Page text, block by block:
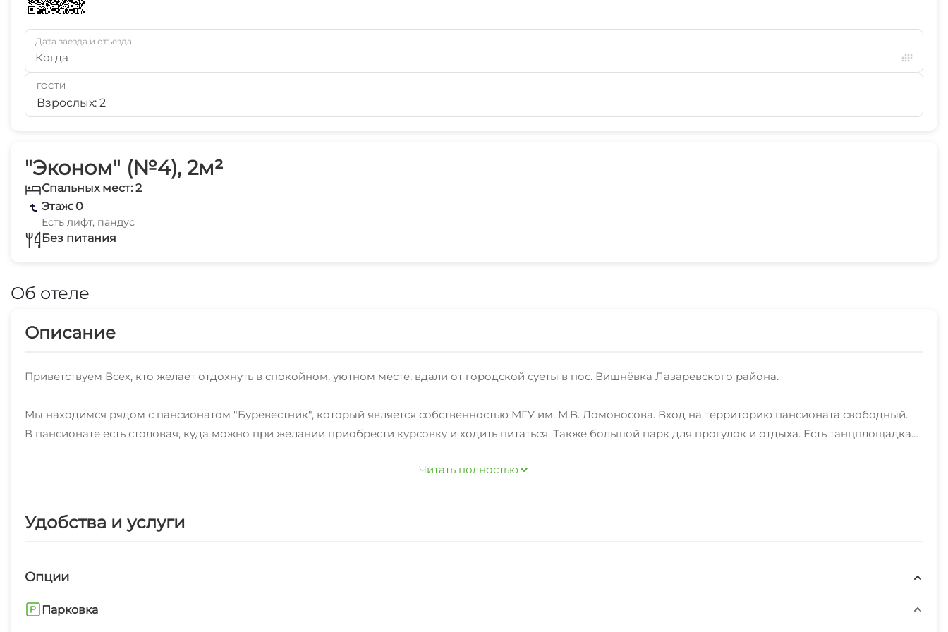
"Эконом" (№4), 2м²
Спальных мест: 2
Этаж: 0
Есть лифт, пандус
Без питания
Об отеле
Описание
Приветствуем Всех, кто желает отдохнуть в спокойном, уютном месте, вдали от городской суеты в пос. Вишнёвка Лазаревского района.
Мы находимся рядом с пансионатом "Буревестник", который является собственностью МГУ им. М.В. Ломоносова. Вход на территорию пансионата свободный.
В пансионате есть столовая, куда можно при желании приобрести курсовку и ходить питаться. Также большой парк для прогулок и отдыха. Есть танцплощадка
и спортплощадка, где проводят различные увеселительные мероприятия сотрудники пансионата (вход свободный).
Также к Вашим услугам: оборудованная кухня, гладильная доска и утюг (всегда в свободном доступе), удобная открытая веранда для отдыха и приема пищи
Рядом находится известный своими тематическими вечеринками кафе-бар "У Саныча", а в километре от нас есть кафе "Хаш", где можно попробовать
национальные блюда кавказкой кухни.
Читать полностью
Удобства и услуги
Опции
Парковка
Дата заезда и отъезда
Когда
ГОСТИ
Взрослых: 2